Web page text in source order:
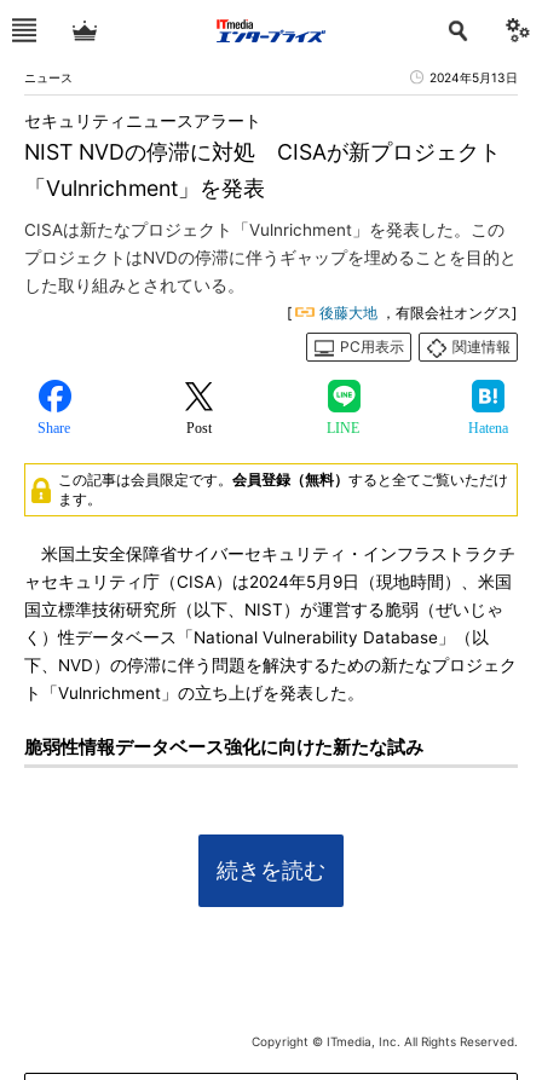
ニュース 2024年5月13日
NIST NVDの停滞に対処 CISAが新プロジェクト
「Vulnrichment」を発表
セキュリティニュースアラート
CISAは新たなプロジェクト「Vulnrichment」を発表した。この
プロジェクトはNVDの停滞に伴うギャップを埋めることを目的と
した取り組みとされている。
[ 後藤大地 ，有限会社オングス]
PC用表示
関連情報
Share Post LINE Hatena
この記事は会員限定です。 会員登録（無料） すると全てご覧いただけ
ます。
米国土安全保障省サイバーセキュリティ・インフラストラクチ
ャセキュリティ庁（CISA）は2024年5月9日（現地時間）、米国
国立標準技術研究所（以下、NIST）が運営する脆弱（ぜいじゃ
く）性データベース「National Vulnerability Database」（以
下、NVD）の停滞に伴う問題を解決するための新たなプロジェク
ト「Vulnrichment」の立ち上げを発表した。
脆弱性情報データベース強化に向けた新たな試み
続きを読む
Copyright © ITmedia, Inc. All Rights Reserved.